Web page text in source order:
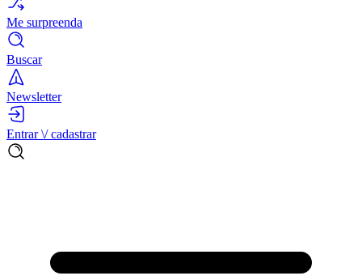
Me surpreenda
Buscar
Newsletter
Entrar \/ cadastrar